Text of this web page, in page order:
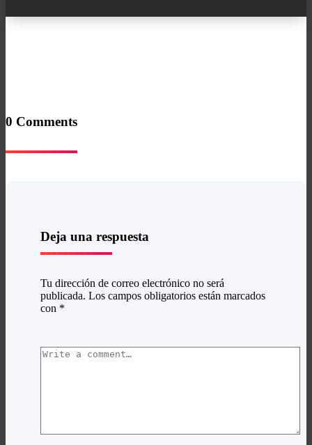
0 Comments
Deja una respuesta
Tu dirección de correo electrónico no será
publicada. Los campos obligatorios están marcados
con *